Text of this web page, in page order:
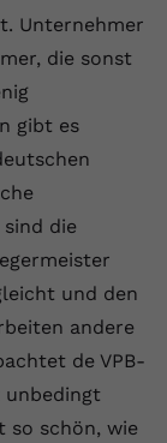
Unternehmer
die sonst
gibt es
die
und den
andere
de VPB-
unbedingt
so schön, wie